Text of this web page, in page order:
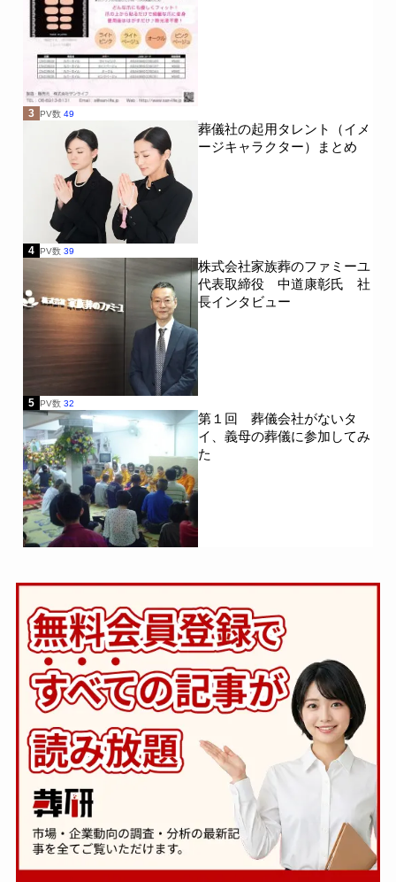
3 PV数 49
葬儀社の起用タレント（イメ
ージキャラクター）まとめ
4 PV数 39
株式会社家族葬のファミーユ
代表取締役 中道康彰氏 社
長インタビュー
5 PV数 32
第１回 葬儀会社がないタ
イ、義母の葬儀に参加してみ
た